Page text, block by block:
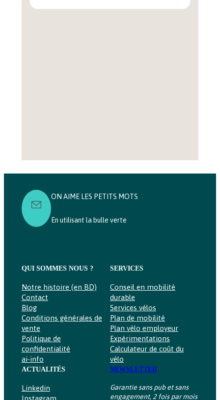
ON AIME LES PETITS MOTS
En utilisant la bulle verte
QUI SOMMES NOUS ?
Notre histoire (en BD)
Contact
Blog
Conditions générales de
vente
Politique de
confidentialité
ai-info
SERVICES
Conseil en mobilité
durable
Services vélos
Plan de mobilité
Plan vélo employeur
Expérimentations
Calculateur de coût du
vélo
ACTUALITÉS
Linkedin
Instagram
NEWSLETTER
Garantie sans pub et sans
engagement, 2 fois par mois